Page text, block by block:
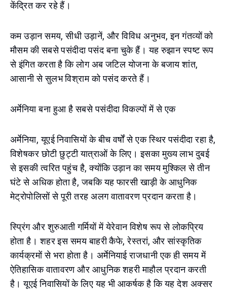
केंद्रित कर रहे हैं।
कम उड़ान समय, सीधी उड़ानें, और विविध अनुभव, इन गंतव्यों को
मौसम की सबसे पसंदीदा पसंद बना चुके हैं। यह रुझान स्पष्ट रूप
से इंगित करता है कि लोग अब जटिल योजना के बजाय शांत,
आसानी से सुलभ विश्राम को पसंद करते हैं।
अर्मेनिया बना हुआ है सबसे पसंदीदा विकल्पों में से एक
अर्मेनिया, यूएई निवासियों के बीच वर्षों से एक स्थिर पसंदीदा रहा है,
विशेषकर छोटी छुट्टी यात्राओं के लिए। इसका मुख्य लाभ दुबई
से इसकी त्वरित पहुंच है, क्योंकि उड़ान का समय मुश्किल से तीन
घंटे से अधिक होता है, जबकि यह फारसी खाड़ी के आधुनिक
मेट्रोपोलिसों से पूरी तरह अलग वातावरण प्रदान करता है।
स्प्रिंग और शुरुआती गर्मियों में येरेवान विशेष रूप से लोकप्रिय
होता है। शहर इस समय बाहरी कैफे, रेस्तरां, और सांस्कृतिक
कार्यक्रमों से भरा होता है। अर्मेनियाई राजधानी एक ही समय में
ऐतिहासिक वातावरण और आधुनिक शहरी माहौल प्रदान करती
है। यूएई निवासियों के लिए यह भी आकर्षक है कि यह देश अक्सर